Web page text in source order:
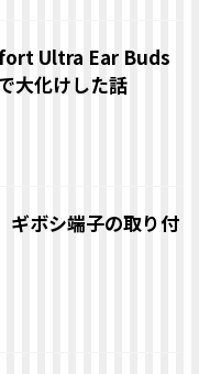
Ultra Ear Buds
大化けした話
ギボシ端子の取り付